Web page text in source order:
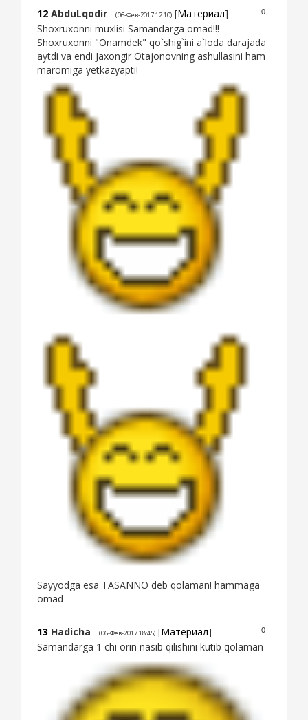
0
12 AbduLqodir (06-Фев-2017 12:10) [Материал]
Shoxruxonni muxlisi Samandarga omad!!!
Shoxruxonni "Onamdek" qo`shig`ini a`loda darajada
aytdi va endi Jaxongir Otajonovning ashullasini ham
maromiga yetkazyapti!
Sayyodga esa TASANNO deb qolaman! hammaga
omad
0
13 Hadicha (06-Фев-2017 18:45) [Материал]
Samandarga 1 chi orin nasib qilishini kutib qolaman